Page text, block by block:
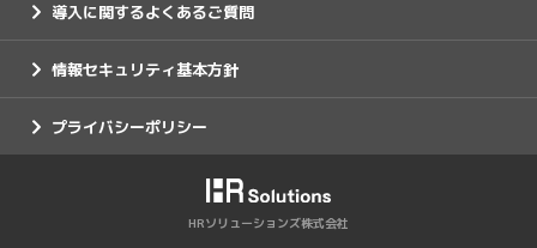
導入に関するよくあるご質問
情報セキュリティ基本方針
プライバシーポリシー
HRソリューションズ株式会社